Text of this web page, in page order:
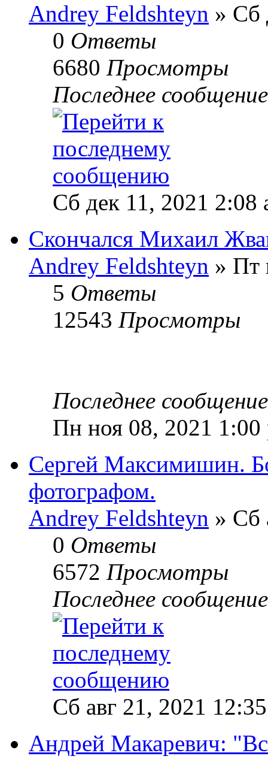
Andrey Feldshteyn » Сб
0 Ответы
6680 Просмотры
Последнее
Сб дек 11, 2021 2:08
Скончался Михаил
Andrey Feldshteyn » Пт
5 Ответы
12543 Просмотры
Последнее
Пн ноя 08, 2021 1:00
Сергей Максимишин.
фотографом.
Andrey Feldshteyn » Сб
0 Ответы
6572 Просмотры
Последнее
Сб авг 21, 2021
Андрей Макаревич: